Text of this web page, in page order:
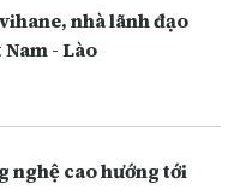
nhà lãnh đạo
- Lào
nghệ cao hướng tới